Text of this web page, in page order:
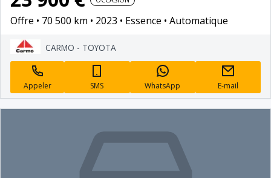
Offre 70 500 km 2023 Essence Automatique
CARMO - TOYOTA
Appeler SMS WhatsApp E-mail